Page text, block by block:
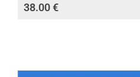
38.00€